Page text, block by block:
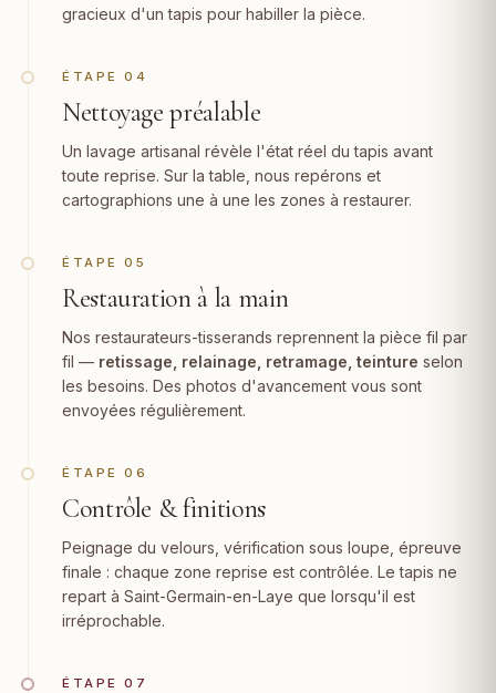
gracieux d'un tapis pour habiller la pièce.
ÉTAPE 04
Nettoyage préalable
Un lavage artisanal révèle l'état réel du tapis avant
toute reprise. Sur la table, nous repérons et
cartographions une à une les zones à restaurer.
ÉTAPE 05
Restauration à la main
Nos restaurateurs-tisserands reprennent la pièce fil par
fil — retissage, relainage, retramage , teinture selon
les besoins. Des photos d'avancement vous sont
envoyées régulièrement.
ÉTAPE 06
Contrôle & finitions
Peignage du velours, vérification sous loupe, épreuve
finale : chaque zone reprise est contrôlée. Le tapis ne
repart à Saint-Germain-en-Laye que lorsqu'il est
irréprochable.
ÉTAPE 07